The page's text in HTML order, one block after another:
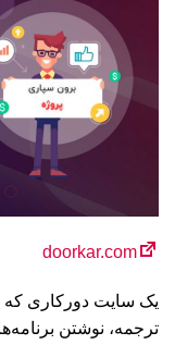
doorkar.com
یک سایت دورکاری